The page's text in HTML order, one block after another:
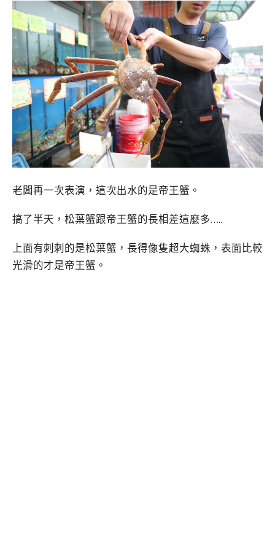
老闆再一次表演，這次出水的是帝王蟹。
搞了半天，松葉蟹跟帝王蟹的長相差這麼多…..
上面有刺刺的是松葉蟹，長得像隻超大蜘蛛，表面比較
光滑的才是帝王蟹。